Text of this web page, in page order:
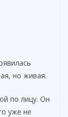
но живая.
по лицу. Он
уже не